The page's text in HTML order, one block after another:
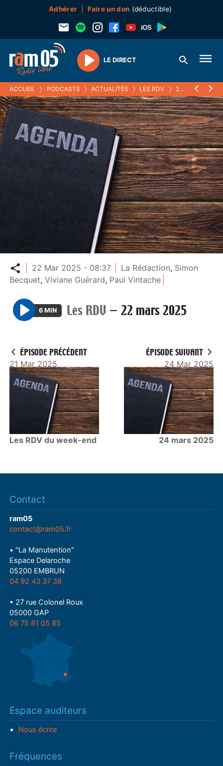
Adhérer Faire un don (déductible)
Play
LE DIRECT
ACCUEIL ❯ PODCASTS ❯ ACTUALITÉS ❯ LES RDV ❯ 22 MARS 2025
Partager
22 Mar 2025 - 08:37 La Rédaction, Simon
Becquet,Viviane Guérard, Paul Vintache
P
y
6 MIN Les RDV — 22 mars 2025
ÉPISODE PRÉCÉDENT
21 Mar 2025
Les RDV du week-end
ÉPISODE SUIVANT
24 Mar 2025
24 mars 2025
Contact
ram05
contact@ram05.fr
• "La Manutention"
Espace Delaroche
05200 EMBRUN
04 92 43 37 38
• 27 rue Colonel Roux
05000 GAP
06 75 81 05 85
Espace auditeurs
Nous écrire
Fréquences